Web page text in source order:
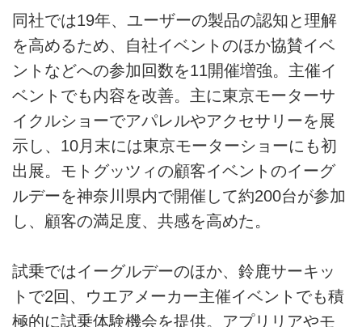
同社では19年、ユーザーの製品の認知と理解
を高めるため、自社イベントのほか協賛イベ
ントなどへの参加回数を11開催増強。主催イ
ベントでも内容を改善。主に東京モーターサ
イクルショーでアパレルやアクセサリーを展
示し、10月末には東京モーターショーにも初
出展。モトグッツィの顧客イベントのイーグ
ルデーを神奈川県内で開催して約200台が参加
し、顧客の満足度、共感を高めた。
試乗ではイーグルデーのほか、鈴鹿サーキッ
トで2回、ウエアメーカー主催イベントでも積
極的に試乗体験機会を提供。アプリリアやモ